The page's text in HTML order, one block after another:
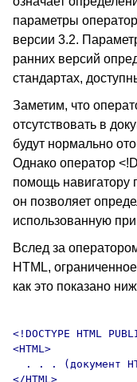
параметры
версии 3.2.
ранних версий
стандартах,
Заметим, что
отсутствовать в
будут нормально
Однако оператор
помощь навигатору
он позволяет
использованную
Вслед за
HTML,
как это показано
<!DOCTYPE HTML
<HTML>
. . . (документ